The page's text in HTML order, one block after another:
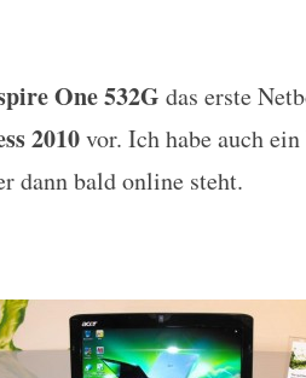
532G
One 532G das erste
2010vor. Ich habe auch
dann bald online steht.